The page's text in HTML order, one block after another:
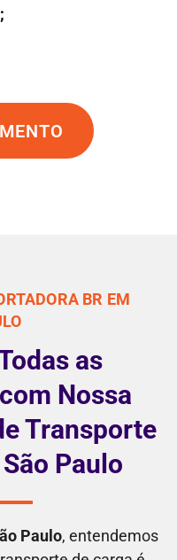
BR EM
as
Nossa
Transporte
Paulo
Paulo, entendemos